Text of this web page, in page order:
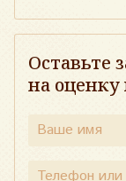
Оставьте
на